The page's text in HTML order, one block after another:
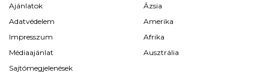
Ajánlatok
Adatvédelem
Impresszum
Médiaajánlat
Sajtómegjelenések
Ázsia
Amerika
Afrika
Ausztrália